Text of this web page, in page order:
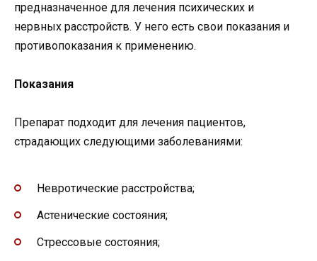
предназначенное для лечения психических и
нервных расстройств. У него есть свои показания и
противопоказания к применению.
Показания
Препарат подходит для лечения пациентов,
страдающих следующими заболеваниями:
Невротические расстройства;
Астенические состояния;
Стрессовые состояния;